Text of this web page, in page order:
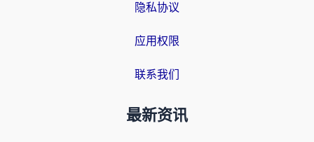
隐私协议
应用权限
联系我们
最新资讯